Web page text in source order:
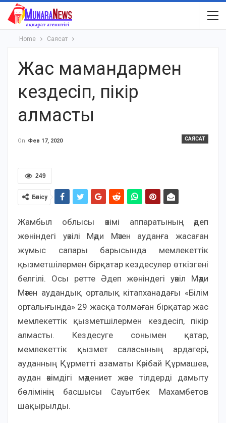
Home Саясат
Жас мамандармен
кездесіп, пікір
алмасты
САЯСАТ
On Фев 17, 2020
249
Бөлісу
Жамбыл облысы әкімі аппаратының әдеп
жөніндегі уәкілі Мәди Мәтен ауданға жасаған
жұмыс сапары барысында мемлекеттік
қызметшілермен бірқатар кездесулер өткізгені
белгілі. Осы ретте Әдеп жөніндегі уәкіл Мәди
Мәтен аудандық орталық кітапханадағы «Білім
орталығында» 29 жасқа толмаған бірқатар жас
мемлекеттік қызметшілермен кездесіп, пікір
алмасты. Кездесуге сонымен қатар,
мемлекеттік қызмет саласының ардагері,
ауданның Құрметті азаматы Кәрібай Құрмашев,
аудан әкімдігі мәдениет және тілдерді дамыту
бөлімінің басшысы Сауытбек Махамбетов
шақырылды.